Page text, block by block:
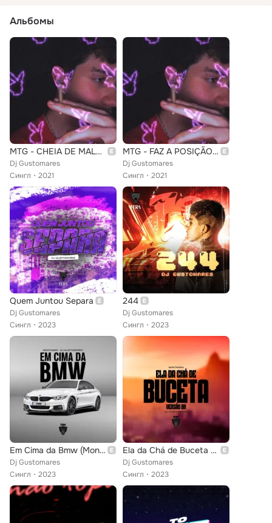
Альбомы
MTG - CHEIA DE MALDADE
Dj Gustomares
Сингл
2021
MTG - FAZ A POSIÇÃO E TOMA VUKADA
Dj Gustomares
Сингл
2021
Quem Juntou Separa
Dj Gustomares
Сингл
2023
244
Dj Gustomares
Сингл
2023
Em Cima da Bmw (Montagem)
Dj Gustomares
Сингл
2023
Ela da Chá de Buceta (Versão Bh)
Dj Gustomares
Сингл
2023